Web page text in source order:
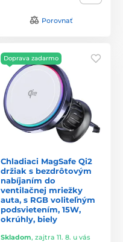
Porovnať
Doprava zadarmo
Chladiaci MagSafe Qi2
držiak s bezdrôtovým
nabíjaním do
ventilačnej mriežky
auta, s RGB voliteľným
podsvietením, 15W,
okrúhly, biely
Skladom, zajtra 11. 8. u vás